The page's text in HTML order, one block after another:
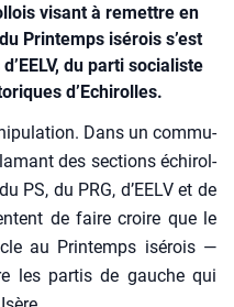
visant à remettre en
Printemps isérois s’est
du parti socialiste
d’Echirolles.
Dans un com­mu­
des sec­tions échi­rol­
PS, du PRG, d’EELV et de
de faire croire que le
au Prin­temps isé­rois —
les par­tis de gauche qui